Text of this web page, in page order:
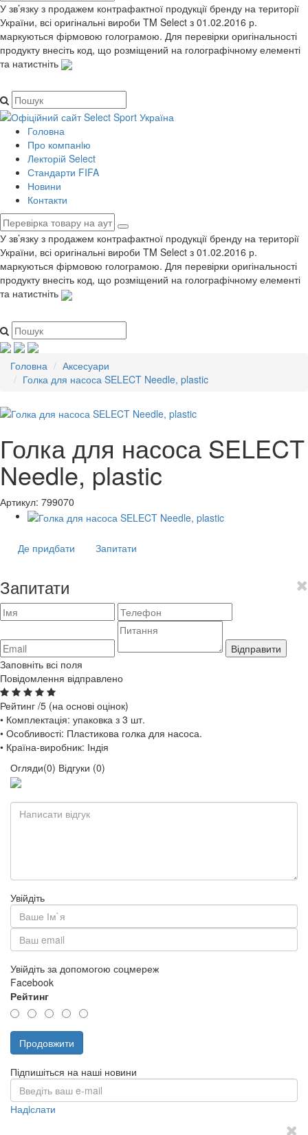
У зв’язку з продажем контрафактної продукції бренду на території
України, всі оригінальні вироби TM Select з 01.02.2016 р.
маркуються фірмовою голограмою. Для перевірки оригінальності
продукту внесіть код, що розміщений на голографічному елементі
та натистніть
Головна
Про компанiю
Лекторій Select
Стандарти FIFA
Новини
Контакти
У зв’язку з продажем контрафактної продукції бренду на території
України, всі оригінальні вироби TM Select з 01.02.2016 р.
маркуються фірмовою голограмою. Для перевірки оригінальності
продукту внесіть код, що розміщений на голографічному елементі
та натистніть
Головна
Аксесуари
Голка для насоса SELECT Needle, plastic
Голка для насоса SELECT
Needle, plastic
Артикул: 799070
Де придбати Запитати
Запитати
Відправити
Заповніть всі поля
Повідомлення відправлено
Рейтинг /5 (на основі оцінок)
• Комплектація: упаковка з 3 шт.
• Особливості: Пластикова голка для насоса.
• Країна-виробник: Індія
Огляди(0) Відгуки (0)
Увійдіть
Увійдіть за допомогою соцмереж
Facebook
Рейтинг
Продовжити
Підпишіться на наші новини
Надiслати